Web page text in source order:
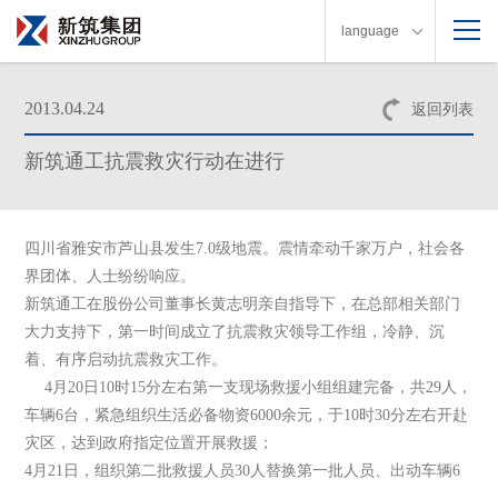
language
返回列表
2013.04.24
新筑通工抗震救灾行动在进行
四川省雅安市芦山县发生7.0级地震。震情牵动千家万户，社会各
界团体、人士纷纷响应。
新筑通工在股份公司董事长黄志明亲自指导下，在总部相关部门
大力支持下，第一时间成立了抗震救灾领导工作组，冷静、沉
着、有序启动抗震救灾工作。
4月20日10时15分左右第一支现场救援小组组建完备，共29人，
车辆6台，紧急组织生活必备物资6000余元，于10时30分左右开赴
灾区，达到政府指定位置开展救援；
4月21日，组织第二批救援人员30人替换第一批人员、出动车辆6